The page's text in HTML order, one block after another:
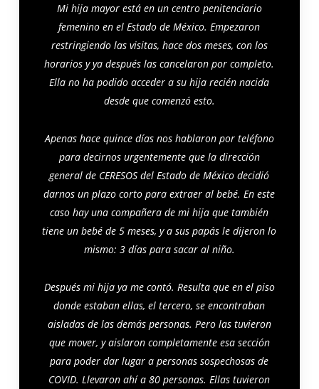
Mi hija mayor está en un centro penitenciario
femenino en el Estado de México. Empezaron
restringiendo las visitas, hace dos meses, con los
horarios y ya después las cancelaron por completo.
Ella no ha podido acceder a su hija recién nacida
desde que comenzó esto.
Apenas hace quince días nos hablaron por teléfono
para decirnos urgentemente que la dirección
general de CERESOS del Estado de México decidió
darnos un plazo corto para extraer al bebé. En este
caso hay una compañera de mi hija que también
tiene un bebé de 5 meses, y a sus papás le dijeron lo
mismo: 3 días para sacar al niño.
Después mi hija ya me contó. Resulta que en el piso
donde estaban ellas, el tercero, se encontraban
aisladas de las demás personas. Pero las tuvieron
que mover, y aislaron completamente esa sección
para poder dar lugar a personas sospechosas de
COVID. Llevaron ahí a 80 personas. Ellas tuvieron